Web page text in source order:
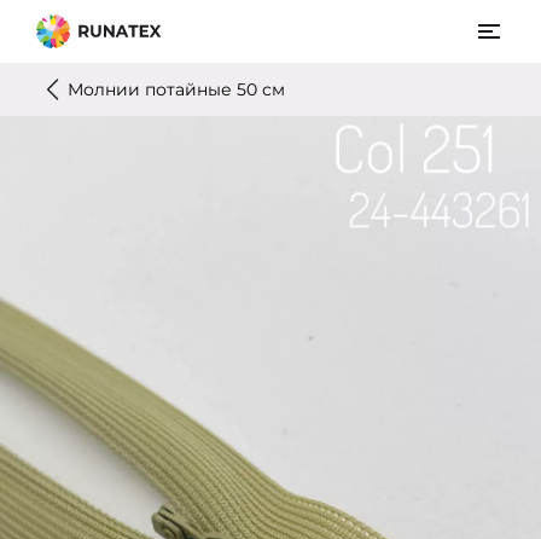
Молнии потайные 50 см